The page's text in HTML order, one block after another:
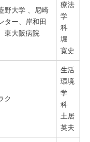
野大学 、尼崎
ター、岸和田
東大阪病院
療法
学
科
堀
寛史
ク
生活
環境
学
科
土居
英夫